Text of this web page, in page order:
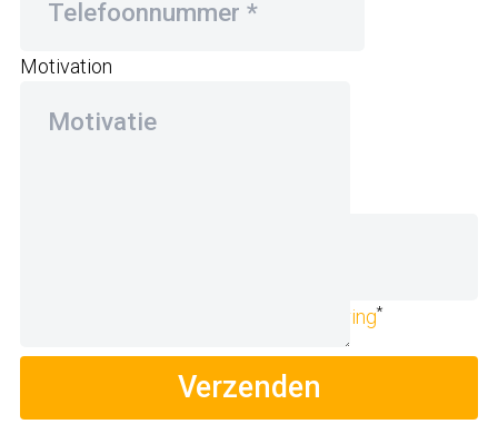
Motivation
privacyverklaring*
Verzenden